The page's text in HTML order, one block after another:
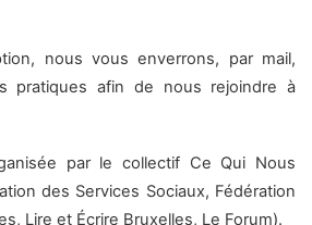
nous vous enverrons, par mail,
pratiques afin de nous rejoindre à
par le collectif Ce Qui Nous
des Services Sociaux, Fédération
Lire et Écrire Bruxelles, Le Forum).